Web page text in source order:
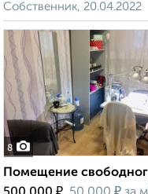
Собственник, 20.04.2022
8
Помещение